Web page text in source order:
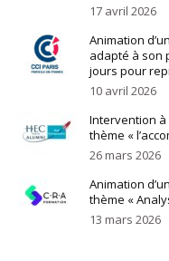
17 avril 2026
Animation
adapté à son
jours pour
10 avril 2026
Intervention à
thème «
26 mars 2026
Animation
thème «
13 mars 2026